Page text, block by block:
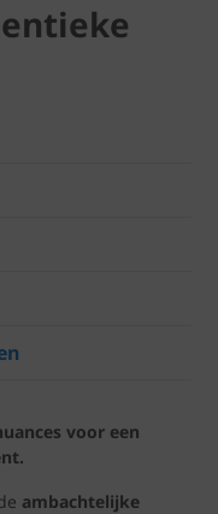
voor een
ambachtelijke